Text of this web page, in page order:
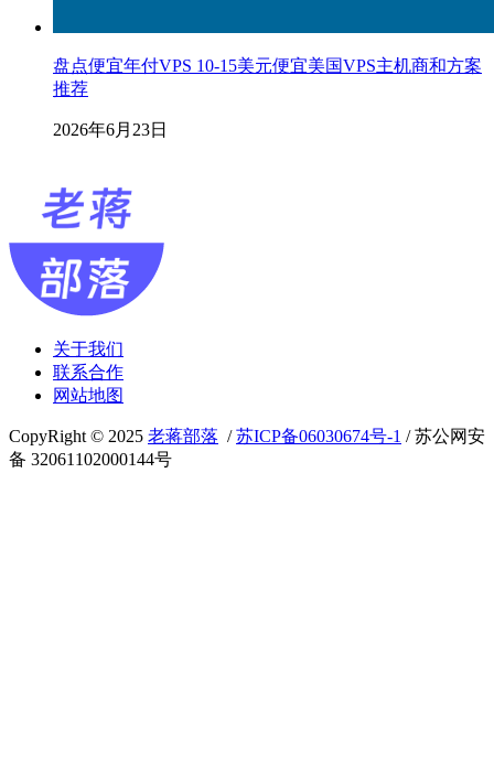
盘点便宜年付VPS 10-15美元便宜美国VPS主机商和方案
推荐
2026年6月23日
关于我们
联系合作
网站地图
CopyRight © 2025 老蒋部落 /苏ICP备06030674号-1 / 苏公网安
备 32061102000144号